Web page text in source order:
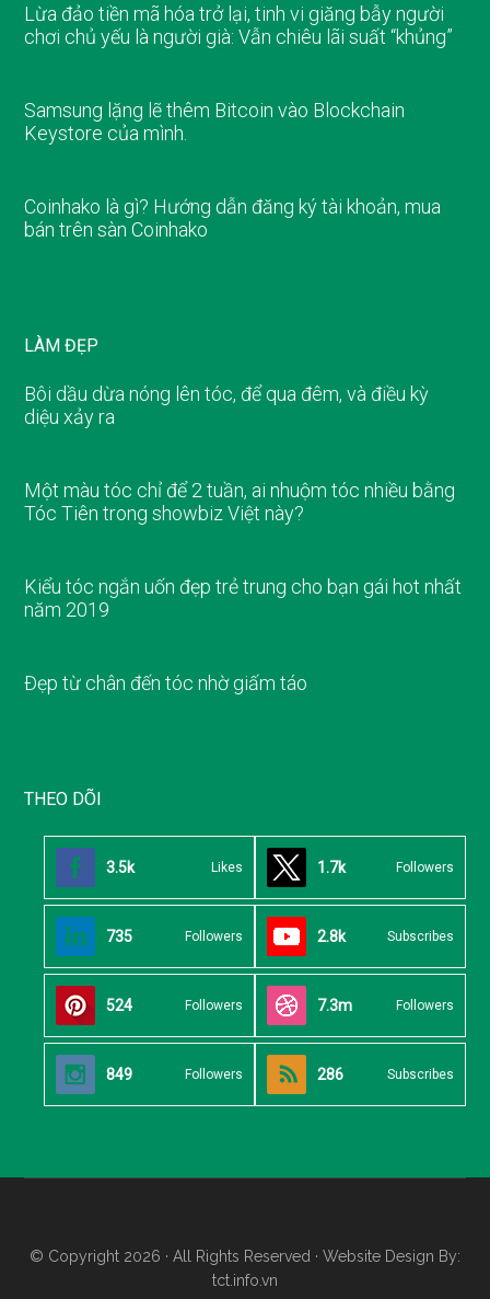
Lừa đảo tiền mã hóa trở lại, tinh vi giăng bẫy người
chơi chủ yếu là người già: Vẫn chiêu lãi suất “khủng”
Samsung lặng lẽ thêm Bitcoin vào Blockchain
Keystore của mình.
Coinhako là gì? Hướng dẫn đăng ký tài khoản, mua
bán trên sàn Coinhako
LÀM ĐẸP
Bôi dầu dừa nóng lên tóc, để qua đêm, và điều kỳ
diệu xảy ra
Một màu tóc chỉ để 2 tuần, ai nhuộm tóc nhiều bằng
Tóc Tiên trong showbiz Việt này?
Kiểu tóc ngắn uốn đẹp trẻ trung cho bạn gái hot nhất
năm 2019
Đẹp từ chân đến tóc nhờ giấm táo
THEO DÕI
3.5k Likes 1.7k Followers
735 Followers 2.8k Subscribes
524 Followers 7.3m Followers
849 Followers 286 Subscribes
© Copyright 2026 · All Rights Reserved · Website Design By:
tct.info.vn